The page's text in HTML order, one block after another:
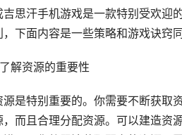
吉思汗手机游戏是一款特别受欢迎
，下面内容是一些策略和游戏诀窍同
解资源的重要性
源是特别重要的。你需要不断获取
，而且合理分配资源。可以建造资